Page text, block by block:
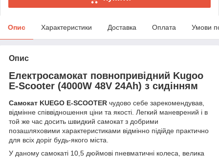
Опис Характеристики Доставка Оплата Умови
Опис
Електросамокат повнопривідний Kugoo
E-Scooter (4000W 48V 24Ah) з сидінням
Самокат KUEGO E-SCOOTER чудово себе зарекомендував,
відмінне співвідношення ціни та якості. Легкий маневрений і в
той же час досить швидкий самокат з добрими
позашляховими характеристиками відмінно підійде практично
для всіх доріг будь-якого міста.
У даному самокаті 10,5 дюймові пневматичні колеса, велика